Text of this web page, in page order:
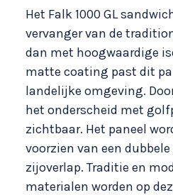
Het Falk 1000 GL
vervanger van de
dan met hoogwaardige
matte coating past dit
landelijke omgeving.
het onderscheid met
zichtbaar. Het paneel
voorzien van een
zijoverlap. Traditie en
materialen worden op